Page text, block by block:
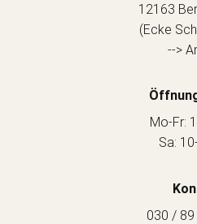
12163
(Ecke
-->
Mo-Fr:
Sa:
030 /